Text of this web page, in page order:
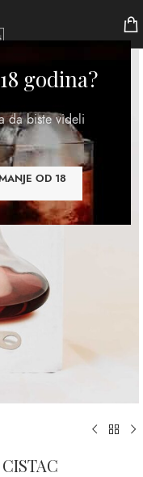
godina?
da biste videli
OD 18